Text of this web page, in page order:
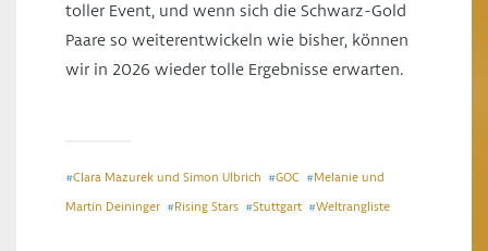
toller Event, und wenn sich die Schwarz-Gold
Paare so weiterentwickeln wie bisher, können
wir in 2026 wieder tolle Ergebnisse erwarten.
#Clara Mazurek und Simon Ulbrich #GOC #Melanie und
Martin Deininger #Rising Stars #Stuttgart #Weltrangliste